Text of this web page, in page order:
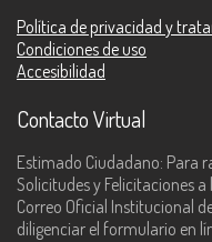
Política de privacidad y
Condiciones de uso
Accesibilidad
Contacto Virtual
Estimado Ciudadano: Para
Solicitudes y Felicitaciones
Correo Oficial Institucional
diligenciar el formulario en